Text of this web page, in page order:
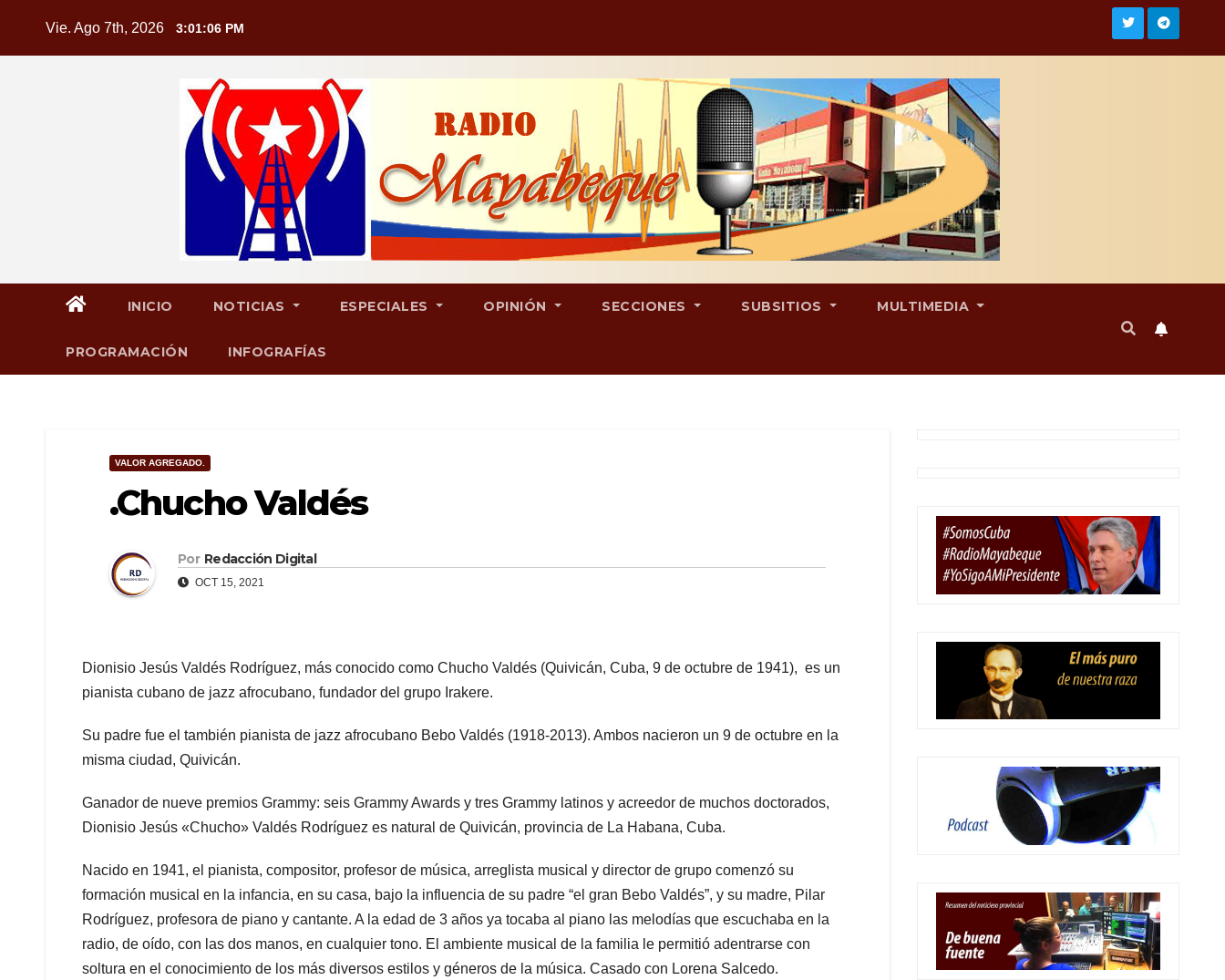
Vie. Ago 7th, 2026 3:01:07 PM
INICIO NOTICIAS ESPECIALES OPINIÓN SECCIONES SUBSITIOS MULTIMEDIA
PROGRAMACIÓN INFOGRAFÍAS
VALOR AGREGADO.
.Chucho Valdés
Por Redacción Digital
OCT 15, 2021
Dionisio Jesús Valdés Rodríguez, más conocido como Chucho Valdés (Quivicán, Cuba, 9 de octubre de 1941), ​ es un
pianista cubano de jazz afrocubano, fundador del grupo Irakere.
Su padre fue el también pianista de jazz afrocubano Bebo Valdés (1918-2013). Ambos nacieron un 9 de octubre en la
misma ciudad, Quivicán.
Ganador de nueve premios Grammy: seis Grammy Awards y tres Grammy latinos y acreedor de muchos doctorados,
Dionisio Jesús «Chucho» Valdés Rodríguez es natural de Quivicán, provincia de La Habana, Cuba.
Nacido en 1941, el pianista, compositor, profesor de música, arreglista musical y director de grupo comenzó su
formación musical en la infancia, en su casa, bajo la influencia de su padre “el gran Bebo Valdés”, y su madre, Pilar
Rodríguez, profesora de piano y cantante. A la edad de 3 años ya tocaba al piano las melodías que escuchaba en la
radio, de oído, con las dos manos, en cualquier tono. El ambiente musical de la familia le permitió adentrarse con
soltura en el conocimiento de los más diversos estilos y géneros de la música. Casado con Lorena Salcedo.